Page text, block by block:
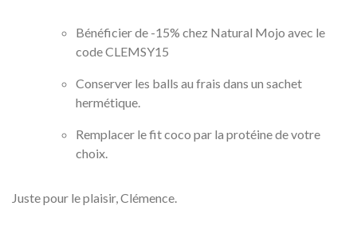
Bénéficier de -15% chez Natural Mojo avec le
code CLEMSY15
Conserver les balls au frais dans un sachet
hermétique.
Remplacer le fit coco par la protéine de votre
choix.
Juste pour le plaisir, Clémence.